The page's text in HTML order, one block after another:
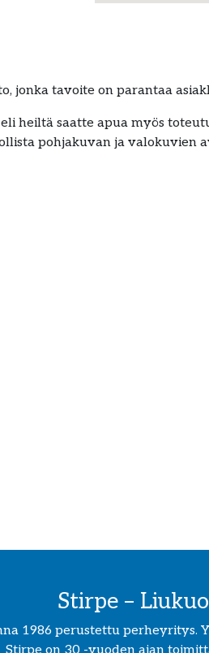
jonka tavoite on parantaa
heiltä saatte apua myös
pohjakuvan ja valokuvien
Stirpe –
1986 perustettu perheyritys.